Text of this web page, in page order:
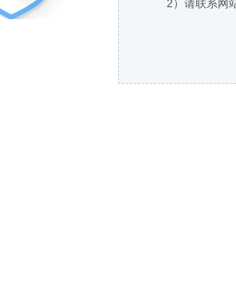
2）请联系网